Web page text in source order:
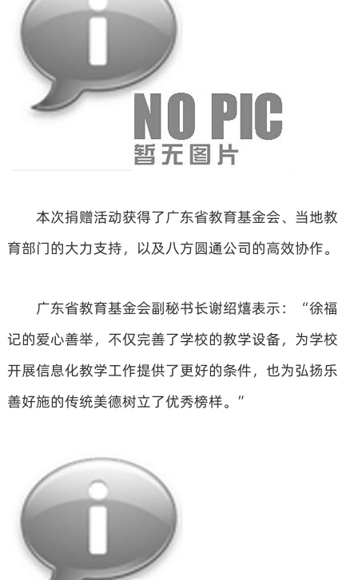
本次捐赠活动获得了广东省教育基金会、当地教
育部门的大力支持，以及八方圆通公司的高效协作。
广东省教育基金会副秘书长谢绍熺表示：“徐福
记的爱心善举，不仅完善了学校的教学设备，为学校
开展信息化教学工作提供了更好的条件，也为弘扬乐
善好施的传统美德树立了优秀榜样。”